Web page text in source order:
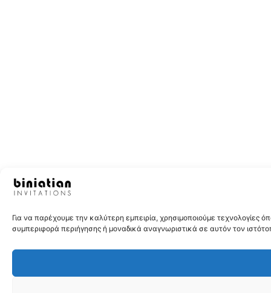
Για να παρέχουμε την καλύτερη εμπειρία, χρησιμοποιούμε
συμπεριφορά περιήγησης ή μοναδικά αναγνωριστικά σε αυτόν τον